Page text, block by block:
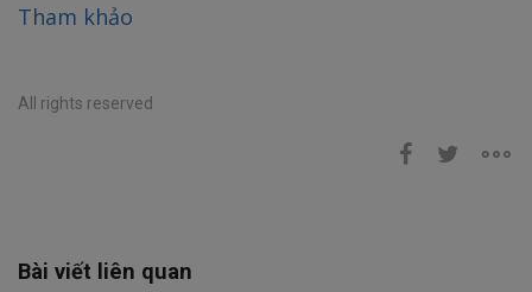
Tham khảo
All rights reserved
Bài viết liên quan